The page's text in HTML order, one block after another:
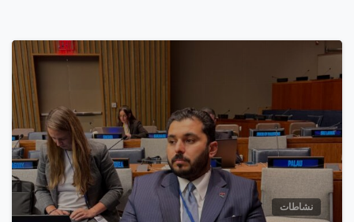
0
نشاطات